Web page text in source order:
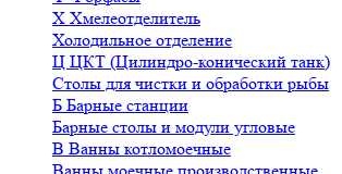
Х Хмелеотделитель
Холодильное отделение
Ц ЦКТ (Цилиндро-конический танк)
Столы для чистки и обработки рыбы
Б Барные станции
Барные столы и модули угловые
В Ванны котломоечные